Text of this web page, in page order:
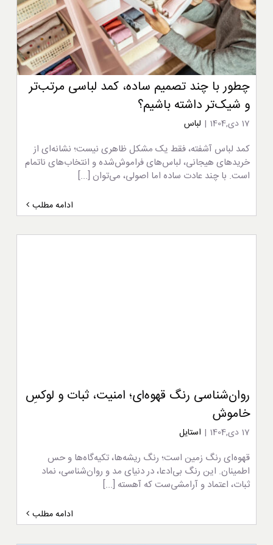
چطور با چند تصمیم ساده، کمد لباسی مرتب‌تر
و شیک‌تر داشته باشیم؟
17 دی,1404 | لباس
کمد لباس آشفته، فقط یک مشکل ظاهری نیست؛ نشانه‌ای از
خریدهای هیجانی، لباس‌های فراموش‌شده و انتخاب‌های ناتمام
است. با چند عادت ساده اما اصولی، می‌توان [...]
ادامه مطلب
روان‌شناسی رنگ قهوه‌ای؛ امنیت، ثبات و لوکسِ
خاموش
17 دی,1404 | استایل
قهوه‌ای رنگ زمین است؛ رنگ ریشه‌ها، تکیه‌گاه‌ها و حس
اطمینان. این رنگ بی‌ادعا، در دنیای مد و روان‌شناسی، نماد
ثبات، اعتماد و آرامشی‌ست که آهسته [...]
ادامه مطلب